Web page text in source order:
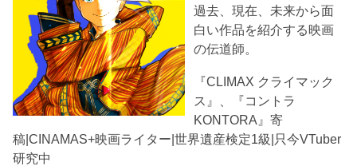
過去、現在、未来から面
白い作品を紹介する映画
の伝道師。
『CLIMAX クライマック
ス』、『コントラ
KONTORA』寄
稿|CINAMAS+映画ライター|世界遺産検定1級|只今VTuber
研究中